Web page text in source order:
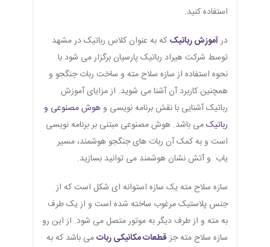
استفاده کنید.
درآموزش رباتیک که به عنوان کلاس رباتیک در مشهد
توسط شرکت هیراد رباتیک پارسیان برگزار می شود با
نحوه استفاده از سازه سلاح مته و ساخت ربات جنگجو و
همچنین کاربرد آن آشنا می شوید. از مزایای آموزش
رباتیک آشنایی با نقش برنامه نویسی وهوش مصنوعی و
رباتیکمی باشد. هوش مصنوعی مبتنی بر برنامه نویسی
است و به کمک آن ربات های جنگجو هوشمند، مسیر
یاب و آتش نشان هوشمند می توانید بسازید.
سازه سلاح مته یک سازه استوانه ای شکل است که از
جنس پلاستیک مرغوب ساخته شده است و از یک طرف
به مته و از طرف دیگر به موتور متصل می شود. از این رو
سازه سلاح مته جزقطعات مکانیکی رباتمی باشد که به